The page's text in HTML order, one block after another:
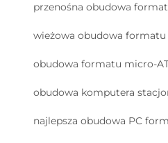
przenośna obudowa
wieżowa obudowa formatu
obudowa formatu micro-
obudowa komputera
najlepsza obudowa PC